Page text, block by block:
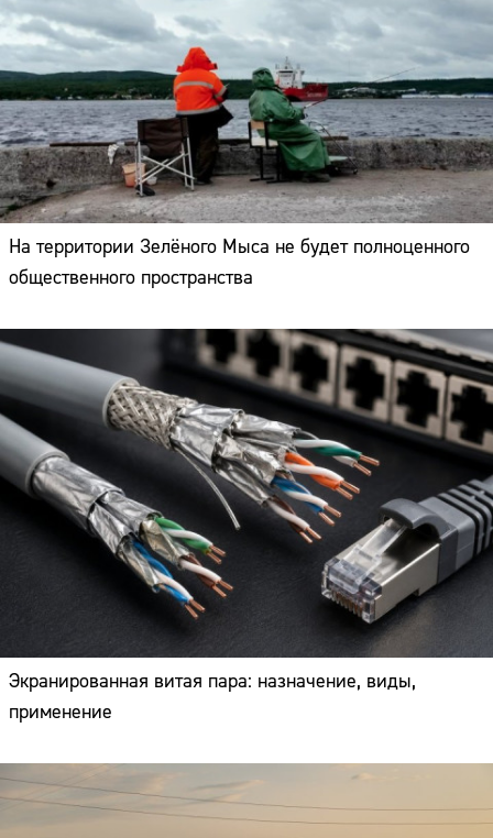
На территории Зелёного Мыса не будет полноценного
общественного пространства
Экранированная витая пара: назначение, виды,
применение